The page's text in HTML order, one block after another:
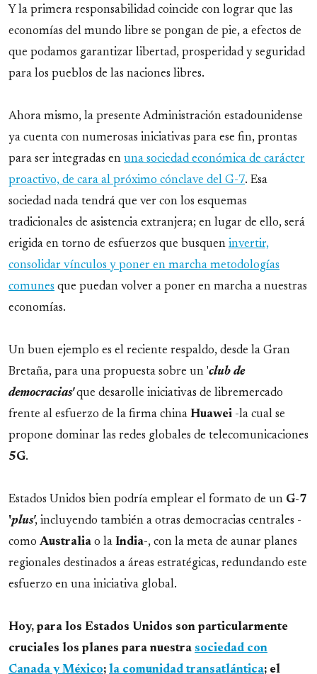
Y la primera responsabilidad coincide con lograr que las
economías del mundo libre se pongan de pie, a efectos de
que podamos garantizar libertad, prosperidad y seguridad
para los pueblos de las naciones libres.
Ahora mismo, la presente Administración estadounidense
ya cuenta con numerosas iniciativas para ese fin, prontas
para ser integradas en una sociedad económica de carácter
proactivo, de cara al próximo cónclave del G-7. Esa
sociedad nada tendrá que ver con los esquemas
tradicionales de asistencia extranjera; en lugar de ello, será
erigida en torno de esfuerzos que busquen invertir,
consolidar vínculos y poner en marcha metodologías
comunes que puedan volver a poner en marcha a nuestras
economías.
Un buen ejemplo es el reciente respaldo, desde la Gran
Bretaña, para una propuesta sobre un 'club de
democracias'que desarolle iniciativas de libremercado
frente al esfuerzo de la firma china Huawei -la cual se
propone dominar las redes globales de telecomunicaciones
5G.
Estados Unidos bien podría emplear el formato de un G-7
'plus', incluyendo también a otras democracias centrales -
como Australia o la India-, con la meta de aunar planes
regionales destinados a áreas estratégicas, redundando este
esfuerzo en una iniciativa global.
Hoy, para los Estados Unidos son particularmente
cruciales los planes para nuestra sociedad con
Canada y México; la comunidad transatlántica; el